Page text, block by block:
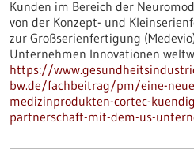
Kunden im Bereich der
von der Konzept- und
zur Großserienfertigung
Unternehmen Innovationen
https://
bw.de/fachbeitrag/pm/eine-
medizinprodukten-cortec-
partnerschaft-mit-dem-us-